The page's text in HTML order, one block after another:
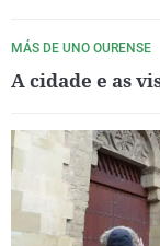
MÁS DE UNO OURENSE
A cidade e as